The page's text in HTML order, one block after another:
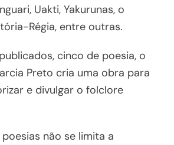
Uakti, Yakurunas, o
Régia, entre outras.
cinco de poesia, o
Preto cria uma obra para
e divulgar o folclore
não se limita a